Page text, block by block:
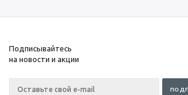
Подписывайтесь
на новости и акции